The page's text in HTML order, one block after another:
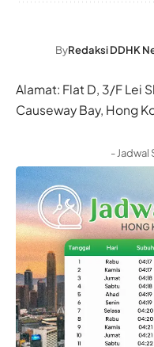
ByRedaksi DDHK
Alamat: Flat D, 3/F Lei
Causeway Bay, Hong
- Jadwal